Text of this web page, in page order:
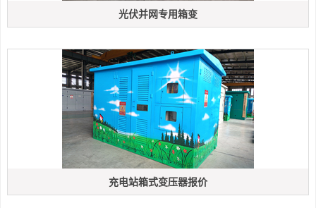
光伏并网专用箱变
充电站箱式变压器报价